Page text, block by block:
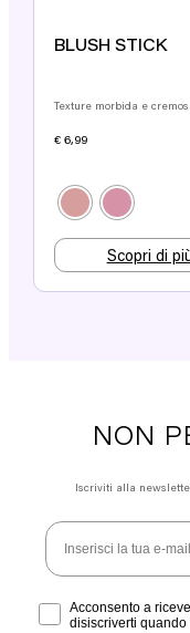
BLUSH STICK
Texture morbida e
€6,99
Scopri di
NON
Iscriviti alla
Email
Acconsento
Acconsento a
disiscriverti quando